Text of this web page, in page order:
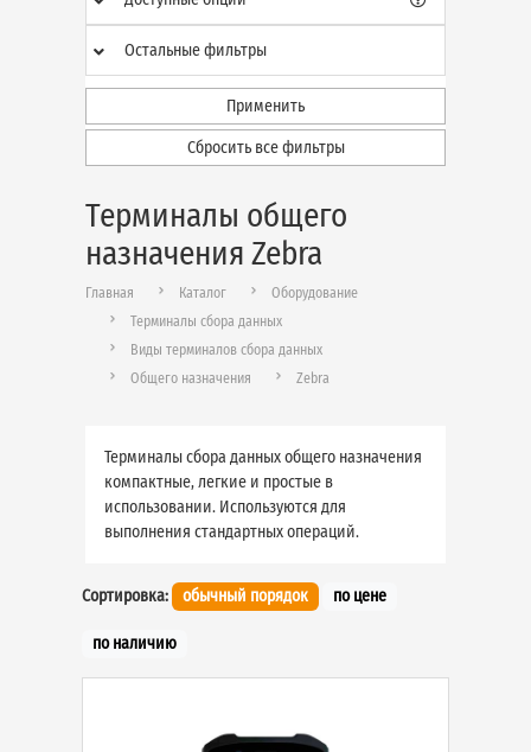
Остальные фильтры
Применить
Сбросить все фильтры
Терминалы общего
назначения Zebra
Главная Каталог
Оборудование
Терминалы сбора данных
Виды терминалов сбора данных
Общего назначения
Zebra
Терминалы сбора данных общего назначения
компактные, легкие и простые в
использовании. Используются для
выполнения стандартных операций.
Сортировка: обычный порядок по цене
по наличию